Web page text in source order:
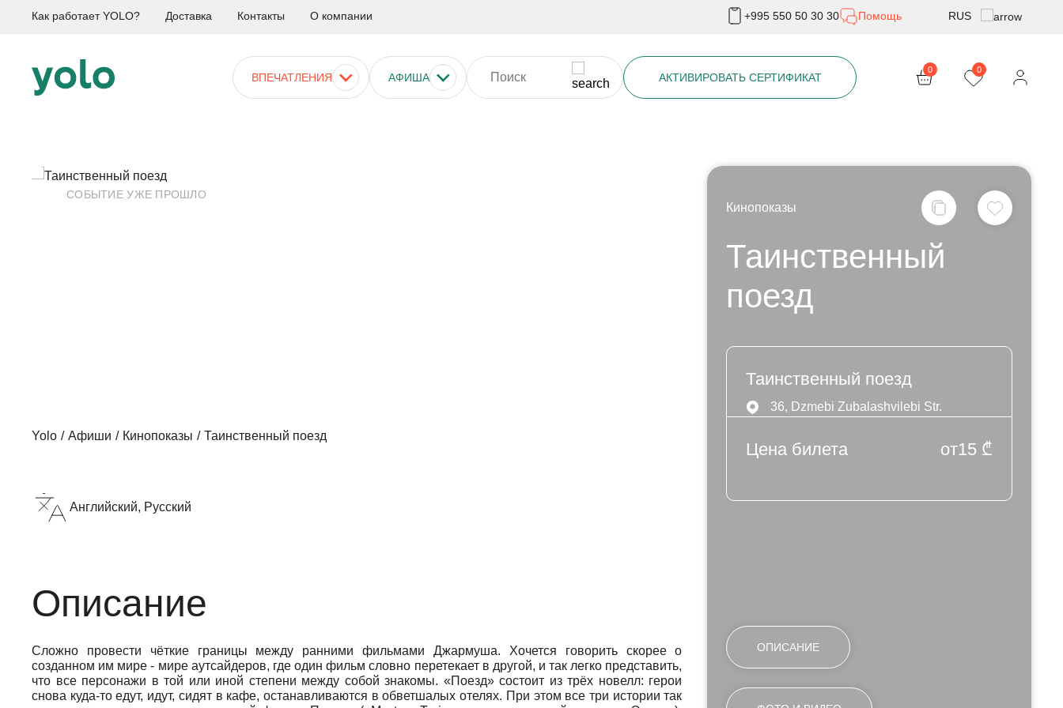
Как работает YOLO? Доставка Контакты О компании +995 550 50 30 30 Помощь RUS
Geo
ВПЕЧАТЛЕНИЯ АФИША АКТИВИРОВАТЬ СЕРТИФИКАТ
0 0
СОБЫТИЕ УЖЕ ПРОШЛО
Кинопоказы
Таинственный
поезд
Таинственный поезд
36, Dzmebi Zubalashvilebi Str.
Цена билета от15 ₾
ОПИСАНИЕ
Yolo Афиши Кинопоказы Таинственный поезд
Английский, Русский
Описание
Сложно провести чёткие границы между ранними фильмами Джармуша. Хочется говорить скорее о
созданном им мире - мире аутсайдеров, где один фильм словно перетекает в другой, и так легко представить,
что все персонажи в той или иной степени между собой знакомы. «Поезд» состоит из трёх новелл: герои
снова куда-то едут, идут, сидят в кафе, останавливаются в обветшалых отелях. При этом все три истории так